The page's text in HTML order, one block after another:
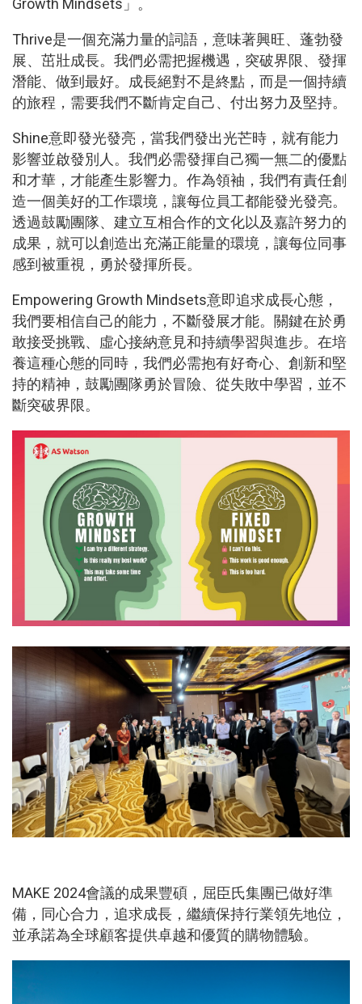
Thrive是一個充滿力量的詞語，意味著興旺、蓬勃發
展、茁壯成長。我們必需把握機遇，突破界限、發揮
潛能、做到最好。成長絕對不是終點，而是一個持續
的旅程，需要我們不斷肯定自己、付出努力及堅持。
Shine意即發光發亮，當我們發出光芒時，就有能力
影響並啟發別人。我們必需發揮自己獨一無二的優點
和才華，才能產生影響力。作為領袖，我們有責任創
造一個美好的工作環境，讓每位員工都能發光發亮。
透過鼓勵團隊、建立互相合作的文化以及嘉許努力的
成果，就可以創造出充滿正能量的環境，讓每位同事
感到被重視，勇於發揮所長。
Empowering Growth Mindsets意即追求成長心態，
我們要相信自己的能力，不斷發展才能。關鍵在於勇
敢接受挑戰、虛心接納意見和持續學習與進步。在培
養這種心態的同時，我們必需抱有好奇心、創新和堅
持的精神，鼓勵團隊勇於冒險、從失敗中學習，並不
斷突破界限。
MAKE 2024會議的成果豐碩，屈臣氏集團已做好準
備，同心合力，追求成長，繼續保持行業領先地位，
並承諾為全球顧客提供卓越和優質的購物體驗。